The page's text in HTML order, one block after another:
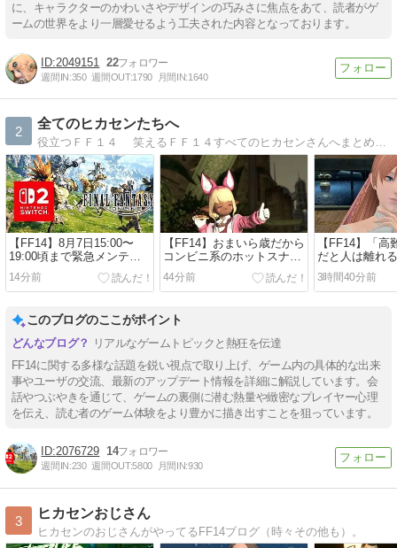
に、キャラクターのかわいさやデザインの巧みさに焦点をあて、読者がゲ
ームの世界をより一層愛せるよう工夫された内容となっております。
2049151 22
週間IN:350 週間OUT:1790 月間IN:1640
2
全てのヒカセンたちへ
【FF14】8月7日15:00〜
19:00頃まで緊急メンテ実
施！Switch2版のロード(暗
転問題)改善される？【恐ろ
しく早いメンテ俺でなきゃ
14分前
【FF14】おまいら歳だから
コンビニ系のホットスナッ
ク食べたら胃もたれするよ
な…？ゲームのお供として
食べても重そう【まだ20代
44分前
【FF14】「高
だと人は離れ
のも大事！」
ゼアの未解決
であるWorld
3時間40分前
このブログのここがポイント
リアルなゲームトピックと熱狂を伝達
FF14に関する多様な話題を鋭い視点で取り上げ、ゲーム内の具体的な出来
事やユーザの交流、最新のアップデート情報を詳細に解説しています。会
話やつぶやきを通じて、ゲームの裏側に潜む熱量や緻密なプレイヤー心理
を伝え、読む者のゲーム体験をより豊かに描き出すことを狙っています。
2076729 14
週間IN:230 週間OUT:5800 月間IN:930
3
ヒカセンおじさん
ヒカセンのおじさんがやってるFF14ブログ（時々その他も）。